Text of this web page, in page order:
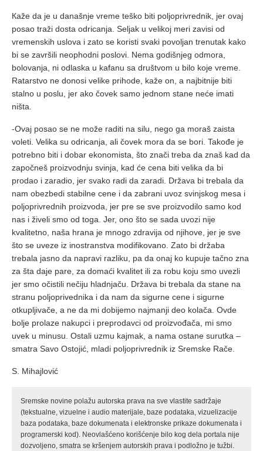
Кaže da je u današnje vreme teško biti poljoprivrednik, jer ovaj
posao traži dosta odricanja. Seljak u velikoj meri zavisi od
vremenskih uslova i zato se koristi svaki povoljan trenutak kako
bi se završili neophodni poslovi. Nema godišnjeg odmora,
bolovanja, ni odlaska u kafanu sa društvom u bilo koje vreme.
Ratarstvo ne donosi velike prihode, kaže on, a najbitnije biti
stalno u poslu, jer ako čovek samo jednom stane neće imati
ništa.
-Ovaj posao se ne može raditi na silu, nego ga moraš zaista
voleti. Velika su odricanja, ali čovek mora da se bori. Takođe je
potrebno biti i dobar ekonomista, što znači treba da znaš kad da
započneš proizvodnju svinja, kad će cena biti velika da bi
prodao i zaradio, jer svako radi da zaradi. Država bi trebala da
nam obezbedi stabilne cene i da zabrani uvoz svinjskog mesa i
poljoprivrednih proizvoda, jer pre se sve proizvodilo samo kod
nas i živeli smo od toga. Jer, ono što se sada uvozi nije
kvalitetno, naša hrana je mnogo zdravija od njihove, jer je sve
što se uveze iz inostranstva modifikovano. Zato bi držaba
trebala jasno da napravi razliku, pa da onaj ko kupuje tačno zna
za šta daje pare, za domaći kvalitet ili za robu koju smo uvezli
jer smo očistili nečiju hladnjaču. Država bi trebala da stane na
stranu poljoprivednika i da nam da sigurne cene i sigurne
otkupljivače, a ne da mi dobijemo najmanji deo kolača. Ovde
bolje prolaze nakupci i preprodavci od proizvođača, mi smo
uvek u minusu. Ostali uzmu kajmak, a nama ostane surutka –
smatra Savo Ostojić, mladi poljoprivrednik iz Sremske Rače.
S. Mihajlović
Sremske novine polažu autorska prava na sve vlastite sadržaje
(tekstualne, vizuelne i audio materijale, baze podataka, vizuelizacije
baza podataka, baze dokumenata i elektronske prikaze dokumenata i
programerski kod). Neovlašćeno korišćenje bilo kog dela portala nije
dozvoljeno, smatra se kršenjem autorskih prava i podložno je tužbi.